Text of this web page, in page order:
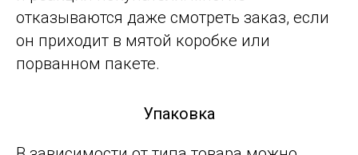
отказываются даже смотреть заказ, если
он приходит в мятой коробке или
порванном пакете.
Упаковка